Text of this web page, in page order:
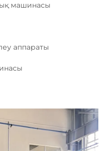
машинасы
аппараты